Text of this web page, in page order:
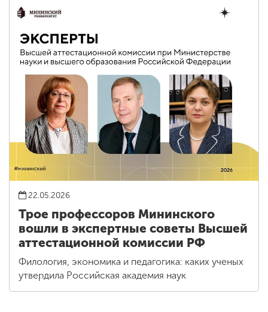
22.05.2026
Трое профессоров Мининского
вошли в экспертные советы Высшей
аттестационной комиссии РФ
Филология, экономика и педагогика: каких ученых
утвердила Российская академия наук